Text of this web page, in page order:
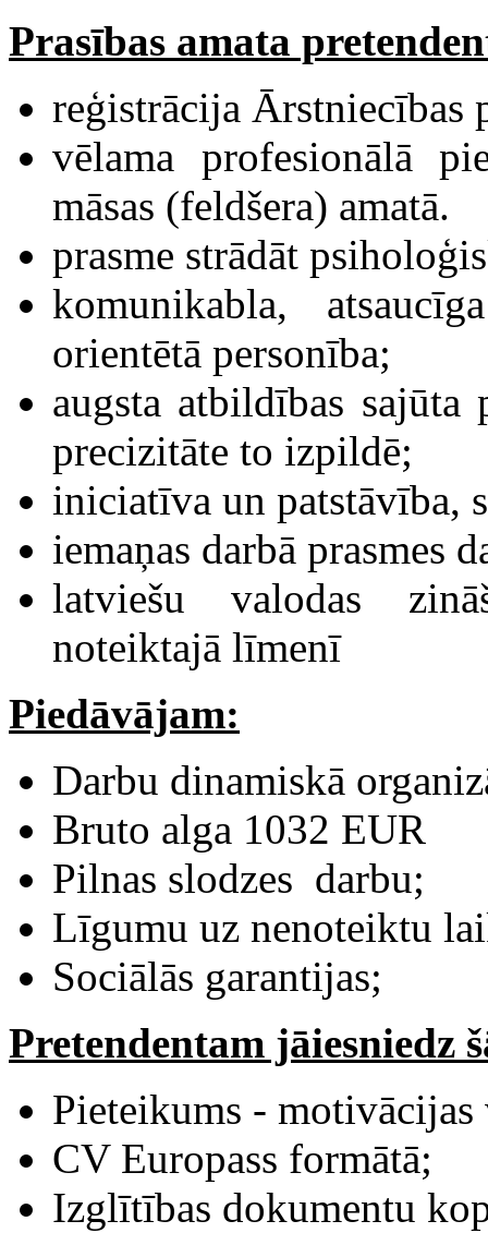
Prasības amata
reģistrācija Ārstniecības
vēlama profesionālā
māsas (feldšera) amatā.
prasme strādāt
komunikabla,
orientētā personība;
augsta atbildības
precizitāte to izpildē;
iniciatīva un patstāvība,
iemaņas darbā prasmes
latviešu valodas
noteiktajā līmenī
Piedāvājam:
Darbu dinamiskā
Bruto alga 1032 EUR
Pilnas slodzes darbu;
Līgumu uz nenoteiktu
Sociālās garantijas;
Pretendentam jāiesniedz
Pieteikums - motivācijas
CV Europass formātā;
Izglītības dokumentu